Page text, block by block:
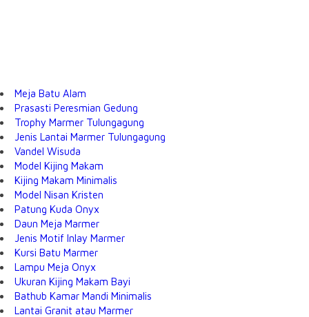
Meja Batu Alam
Prasasti Peresmian Gedung
Trophy Marmer Tulungagung
Jenis Lantai Marmer Tulungagung
Vandel Wisuda
Model Kijing Makam
Kijing Makam Minimalis
Model Nisan Kristen
Patung Kuda Onyx
Daun Meja Marmer
Jenis Motif Inlay Marmer
Kursi Batu Marmer
Lampu Meja Onyx
Ukuran Kijing Makam Bayi
Bathub Kamar Mandi Minimalis
Lantai Granit atau Marmer